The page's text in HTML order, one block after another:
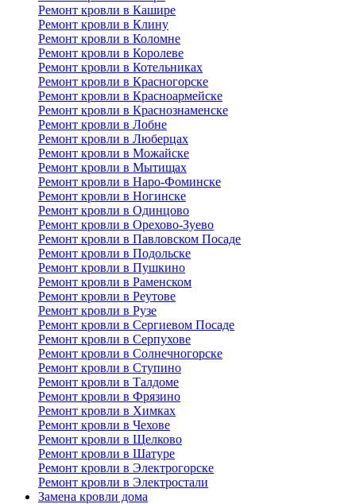
Ремонт кровли в Кашире
Ремонт кровли в Клину
Ремонт кровли в Коломне
Ремонт кровли в Королеве
Ремонт кровли в Котельниках
Ремонт кровли в Красногорске
Ремонт кровли в Красноармейске
Ремонт кровли в Краснознаменске
Ремонт кровли в Лобне
Ремонт кровли в Люберцах
Ремонт кровли в Можайске
Ремонт кровли в Мытищах
Ремонт кровли в Наро-Фоминске
Ремонт кровли в Ногинске
Ремонт кровли в Одинцово
Ремонт кровли в Орехово-Зуево
Ремонт кровли в Павловском Посаде
Ремонт кровли в Подольске
Ремонт кровли в Пушкино
Ремонт кровли в Раменском
Ремонт кровли в Реутове
Ремонт кровли в Рузе
Ремонт кровли в Сергиевом Посаде
Ремонт кровли в Серпухове
Ремонт кровли в Солнечногорске
Ремонт кровли в Ступино
Ремонт кровли в Талдоме
Ремонт кровли в Фрязино
Ремонт кровли в Химках
Ремонт кровли в Чехове
Ремонт кровли в Щелково
Ремонт кровли в Шатуре
Ремонт кровли в Электрогорске
Ремонт кровли в Электростали
Замена кровли дома